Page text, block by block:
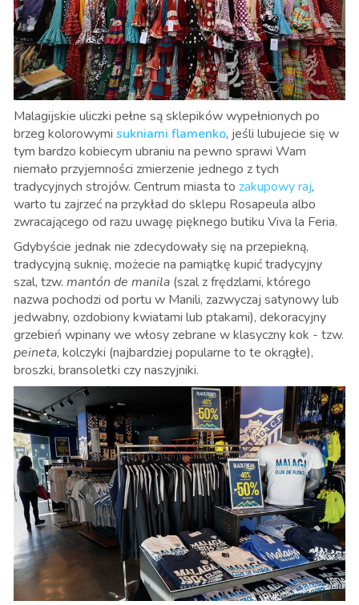
Malagijskie uliczki pełne są sklepików wypełnionych po
brzeg kolorowymi sukniami flamenko, jeśli lubujecie się w
tym bardzo kobiecym ubraniu na pewno sprawi Wam
niemało przyjemności zmierzenie jednego z tych
tradycyjnych strojów. Centrum miasta to zakupowy raj,
warto tu zajrzeć na przykład do sklepu Rosapeula albo
zwracającego od razu uwagę pięknego butiku Viva la Feria.
Gdybyście jednak nie zdecydowały się na przepiekną,
tradycyjną suknię, możecie na pamiątkę kupić tradycyjny
szal, tzw. mantón de manila (szal z frędzlami, którego
nazwa pochodzi od portu w Manili, zazwyczaj satynowy lub
jedwabny, ozdobiony kwiatami lub ptakami), dekoracyjny
grzebień wpinany we włosy zebrane w klasyczny kok - tzw.
peineta, kolczyki (najbardziej popularne to te okrągłe),
broszki, bransoletki czy naszyjniki.